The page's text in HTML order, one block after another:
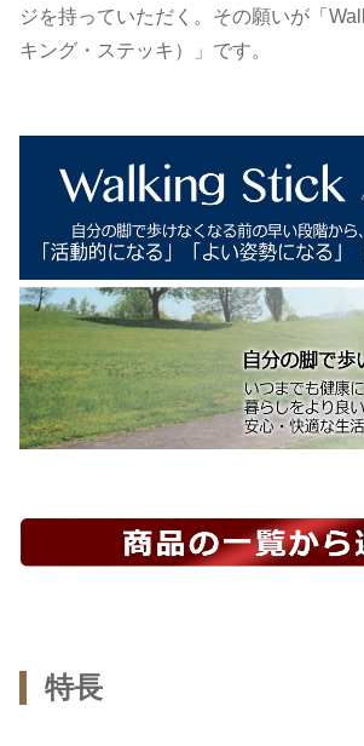
ジを持っていただく。その願いが「
キング・ステッキ）」です。
特長